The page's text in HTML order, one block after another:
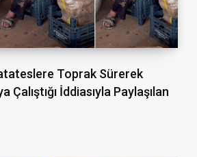
Toprak Sürerek
Çalıştığı İddiasıyla Paylaşılan